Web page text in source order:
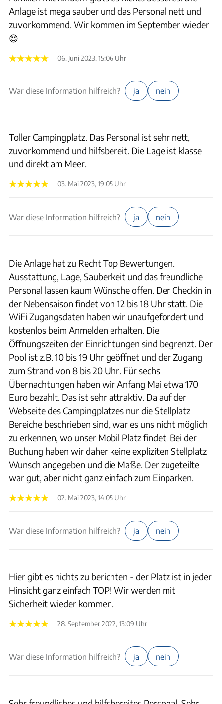
Anlage ist mega sauber und das Personal nett und
zuvorkommend. Wir kommen im September wieder
😍
06. Juni 2023, 15:06 Uhr
War diese Information hilfreich? ja nein
Toller Campingplatz. Das Personal ist sehr nett,
zuvorkommend und hilfsbereit. Die Lage ist klasse
und direkt am Meer.
03. Mai 2023, 19:05 Uhr
War diese Information hilfreich? ja nein
Die Anlage hat zu Recht Top Bewertungen.
Ausstattung, Lage, Sauberkeit und das freundliche
Personal lassen kaum Wünsche offen. Der Checkin in
der Nebensaison findet von 12 bis 18 Uhr statt. Die
WiFi Zugangsdaten haben wir unaufgefordert und
kostenlos beim Anmelden erhalten. Die
Öffnungszeiten der Einrichtungen sind begrenzt. Der
Pool ist z.B. 10 bis 19 Uhr geöffnet und der Zugang
zum Strand von 8 bis 20 Uhr. Für sechs
Übernachtungen haben wir Anfang Mai etwa 170
Euro bezahlt. Das ist sehr attraktiv. Da auf der
Webseite des Campingplatzes nur die Stellplatz
Bereiche beschrieben sind, war es uns nicht möglich
zu erkennen, wo unser Mobil Platz findet. Bei der
Buchung haben wir daher keine expliziten Stellplatz
Wunsch angegeben und die Maße. Der zugeteilte
war gut, aber nicht ganz einfach zum Einparken.
02. Mai 2023, 14:05 Uhr
War diese Information hilfreich? ja nein
Hier gibt es nichts zu berichten - der Platz ist in jeder
Hinsicht ganz einfach TOP! Wir werden mit
Sicherheit wieder kommen.
28. September 2022, 13:09 Uhr
War diese Information hilfreich? ja nein